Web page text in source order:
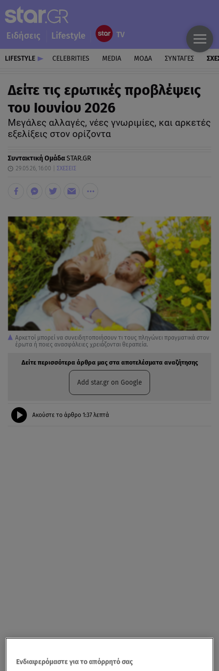
Ειδήσεις Lifestyle
LIFESTYLE CELEBRITIES MEDIA ΜΟΔΑ ΣΥΝΤΑΓΕΣ
Δείτε τις ερωτικές προβλέψεις
του Ιουνίου 2026
Μεγάλες αλλαγές, νέες γνωριμίες, και αρκετές
εξελίξεις στον ορίζοντα
Συντακτική ΟμάδαSTAR.GR
29.05.26, 16:00 ΣΧΕΣΕΙΣ
Αρκετοί μπορεί να συνειδητοποιήσουν τι τους πληγώνει πραγματικά στον
έρωτα ή ποιες ανασφάλειες χρειάζονται θεραπεία.
Δείτε περισσότερα άρθρα μας στα αποτελέσματα αναζήτησης
Add star.gr on Google
Ακούστε το άρθρο 1:37 λεπτά
Ενδιαφερόμαστε για το απόρρητό σας